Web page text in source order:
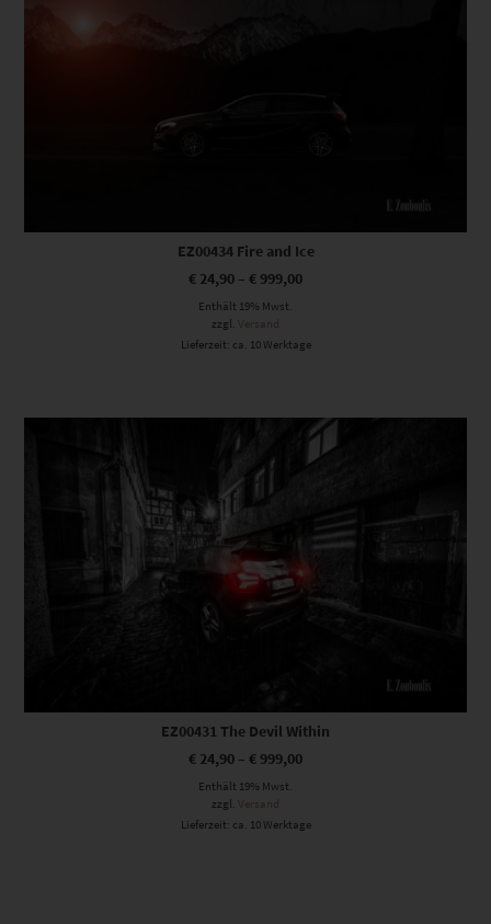
EZ00434 Fire and Ice
€ 24,90 – € 999,00
Enthält 19% Mwst.
zzgl. Versand
Lieferzeit: ca. 10 Werktage
Dieses Produkt weist mehrere Varianten auf. Die Optionen können auf der Produktseite gewählt werden
EZ00431 The Devil Within
€ 24,90 – € 999,00
Enthält 19% Mwst.
zzgl.
Versand
Lieferzeit: ca. 10 Werktage